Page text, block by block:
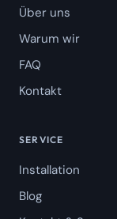
Über uns
Warum wir
FAQ
Kontakt
SERVICE
Installation
Blog